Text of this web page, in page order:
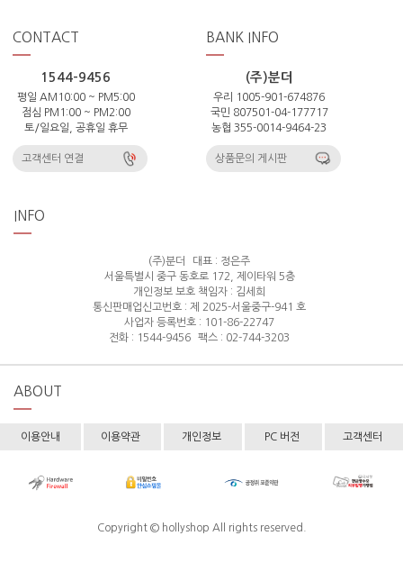
CONTACT
1544-9456
평일 AM10:00 ~ PM5:00
점심 PM1:00 ~ PM2:00
토/일요일, 공휴일 휴무
고객센터 연결
BANK INFO
(주)분더
우리 1005-901-674876
국민 807501-04-177717
농협 355-0014-9464-23
상품문의 게시판
INFO
(주)분더
대표 : 정은주
서울특별시 중구 동호로 172, 제이타워 5층
개인정보 보호 책임자 : 김세희
통신판매업신고번호 : 제 2025-서울중구-941 호
사업자 등록번호 : 101-86-22747
전화 : 1544-9456
팩스 : 02-744-3203
ABOUT
이용안내 이용약관 개인정보 PC 버전 고객센터
Copyright © hollyshop All rights reserved.